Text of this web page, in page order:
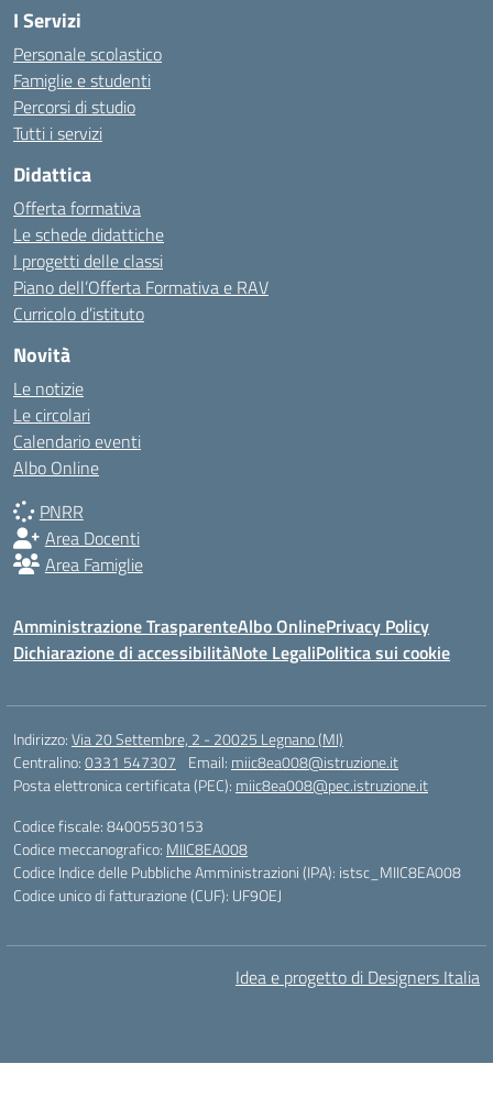
I Servizi
Personale scolastico
Famiglie e studenti
Percorsi di studio
Tutti i servizi
Didattica
Offerta formativa
Le schede didattiche
I progetti delle classi
Piano dell’Offerta Formativa e RAV
Curricolo d’istituto
Novità
Le notizie
Le circolari
Calendario eventi
Albo Online
PNRR
Area Docenti
Area Famiglie
Amministrazione TrasparenteAlbo OnlinePrivacy Policy
Dichiarazione di accessibilitàNote LegaliPolitica sui cookie
Indirizzo:Via 20 Settembre, 2 - 20025 Legnano (MI)
Centralino:0331 547307 Email: miic8ea008@istruzione.it
Posta elettronica certificata (PEC): miic8ea008@pec.istruzione.it
Codice fiscale: 84005530153
Codice meccanografico: MIIC8EA008
Codice Indice delle Pubbliche Amministrazioni (IPA): istsc_MIIC8EA008
Codice unico di fatturazione (CUF): UF9OEJ
Idea e progetto di Designers Italia